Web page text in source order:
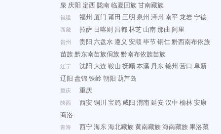
泉 庆阳 定西陇南临夏回族甘南藏族
福建 福州 厦门 莆田 三明 泉州 漳州 南平龙岩宁德
西藏 拉萨 日喀则 昌都林芝 山南那曲 阿里
贵州 贵阳 六盘水遵义 安顺毕节铜仁黔西南布依族
苗族黔东南苗族侗族黔南布依族苗族
辽宁 沈阳 大连鞍山 抚顺本溪丹东锦州 营口 阜新
辽阳 盘锦铁岭朝阳 葫芦岛
重庆 重庆
陕西 西安铜川 宝鸡 咸阳 渭南延安汉中 榆林安康
商洛
青海 西宁海东海北藏族黄南藏族海南藏族果洛藏